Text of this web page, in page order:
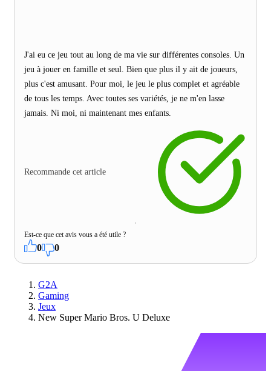
J'ai eu ce jeu tout au long de ma vie sur différentes consoles. Un
jeu à jouer en famille et seul. Bien que plus il y ait de joueurs,
plus c'est amusant. Pour moi, le jeu le plus complet et agréable
de tous les temps. Avec toutes ses variétés, je ne m'en lasse
jamais. Ni moi, ni maintenant mes enfants.
Recommande cet article
Est-ce que cet avis vous a été utile ?
0 0
G2A
Gaming
Jeux
New Super Mario Bros. U Deluxe